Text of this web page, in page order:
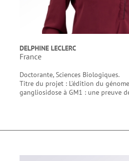
DELPHINE LECLERC
France
Doctorante, Sciences Biologiques.
Titre du projet : L'édition du
gangliosidose à GM1 : une preuve